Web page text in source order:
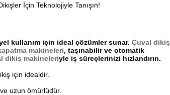
İçin Teknolojiyle Tanışın!
kullanım için ideal çözümler sunar. Çuval dikiş
makineleri, taşınabilir ve otomatik
dikiş makineleriyle iş süreçlerinizi hızlandırın.
için idealdir.
ve uzun ömürlüdür.